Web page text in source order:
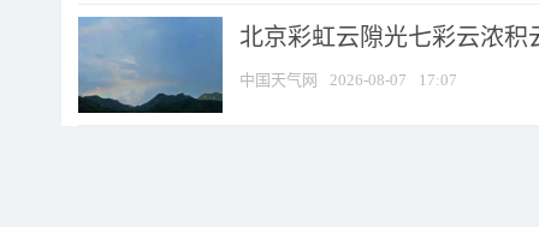
北京彩虹云隙光七彩云浓积
中国天气网 2026-08-07 17:07